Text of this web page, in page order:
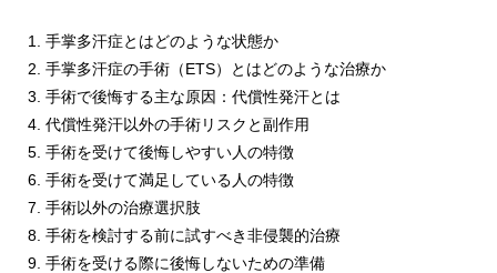
手掌多汗症とはどのような状態か
手掌多汗症の手術（ETS）とはどのような治療か
手術で後悔する主な原因：代償性発汗とは
代償性発汗以外の手術リスクと副作用
手術を受けて後悔しやすい人の特徴
手術を受けて満足している人の特徴
手術以外の治療選択肢
手術を検討する前に試すべき非侵襲的治療
手術を受ける際に後悔しないための準備